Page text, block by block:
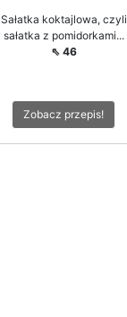
Sałatka koktajlowa, czyli
sałatka z pomidorkami...
⇖ 46
Zobacz przepis!